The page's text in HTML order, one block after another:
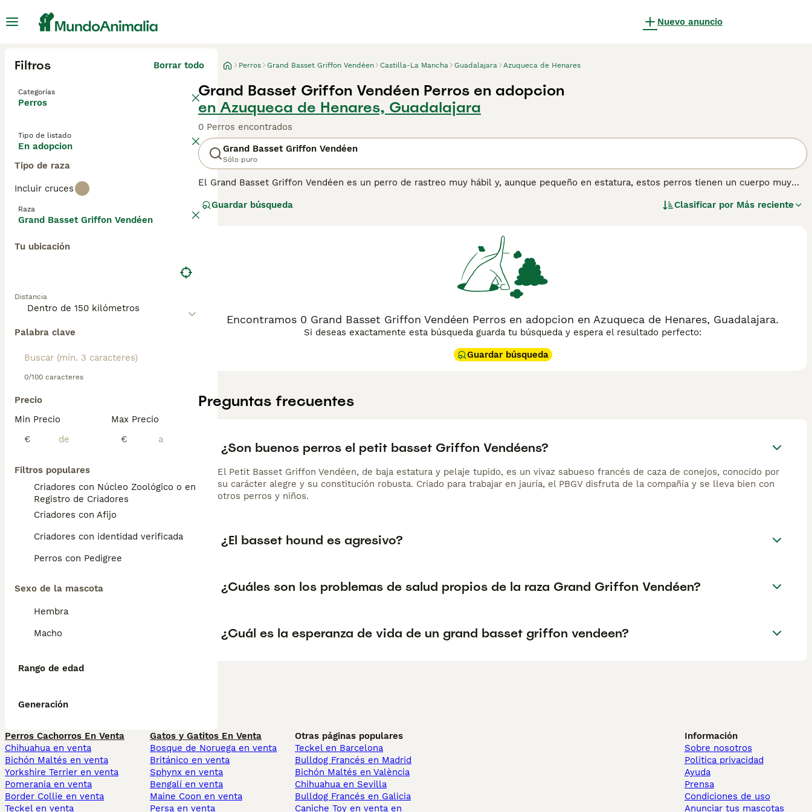
Nuevo anuncio
Filtros Borrar todo
Categorías
Perros
Tipo de listado
En adopcion
Tipo de raza
Incluir cruces
Raza
Grand Basset Griffon Vendéen
Tu ubicación
Distancia
Palabra clave
0/100 caracteres
Precio
Min Precio
€
Max Precio
€
Filtros populares
Criadores con Núcleo Zoológico o en el
Registro de Criadores
Criadores con Afijo
Criadores con identidad verificada
Perros con Pedigree
Sexo de la mascota
Hembra
Macho
Rango de edad
Generación
Perros Grand Basset Griffon Vendéen Castilla-La Mancha Guadalajara Azuqueca de Henares
Grand Basset Griffon Vendéen Perros en adopcion
en Azuqueca de Henares, Guadalajara
0 Perros encontrados
Grand Basset Griffon Vendéen
Sólo puro
El Grand Basset Griffon Vendéen es un perro de rastreo muy hábil y, aunque pequeño en estatura, estos perros tienen un cuerpo muy
encantadora. A lo largo de los años, estos adorables perros se han vuelto populares como perros de compañía y de familia en muchas
regiones del mundo, pero originalmente fueron criados en Francia para cazar y rastrear conejos y liebres. Lee nuestra página de consejos
Guardar búsqueda Clasificar por Más reciente
Encontramos 0 Grand Basset Griffon Vendéen Perros en adopcion en Azuqueca de Henares, Guadalajara.
Si deseas exactamente esta búsqueda guarda tu búsqueda y espera el resultado perfecto:
Guardar búsqueda
Preguntas frecuentes
¿Son buenos perros el petit basset Griffon Vendéens?
El Petit Basset Griffon Vendéen, de baja estatura y pelaje tupido, es un vivaz sabueso francés de caza de conejos, conocido por
su carácter alegre y su constitución robusta. Criado para trabajar en jauría, el PBGV disfruta de la compañía y se lleva bien con
otros perros y niños.
¿El basset hound es agresivo?
¿Cuáles son los problemas de salud propios de la raza Grand Griffon Vendéen?
¿Cuál es la esperanza de vida de un grand basset griffon vendeen?
Perros Cachorros En Venta
Chihuahua en venta
Bichón Maltés en venta
Yorkshire Terrier en venta
Pomerania en venta
Border Collie en venta
Teckel en venta
Gatos y Gatitos En Venta
Bosque de Noruega en venta
Británico en venta
Sphynx en venta
Bengalí en venta
Maine Coon en venta
Persa en venta
Otras páginas populares
Teckel en Barcelona
Bulldog Francés en Madrid
Bichón Maltés en València
Chihuahua en Sevilla
Bulldog Francés en Galicia
Caniche Toy en venta en
Información
Sobre nosotros
Politica privacidad
Ayuda
Prensa
Condiciones de uso
Anunciar tus mascotas